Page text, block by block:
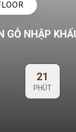
GỖ NHẬP
21
PHÚT